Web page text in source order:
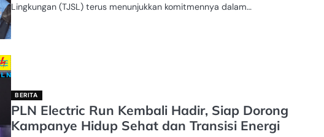
Lingkungan (TJSL) terus menunjukkan komitmennya dalam…
BERITA
PLN Electric Run Kembali Hadir, Siap Dorong
Kampanye Hidup Sehat dan Transisi Energi